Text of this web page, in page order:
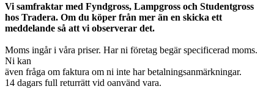
Vi samfraktar med Fyndgross, Lampgross och Studentgross
hos Tradera. Om du köper från mer än en skicka ett
meddelande så att vi observerar det.
Moms ingår i våra priser. Har ni företag begär specificerad moms.
Ni kan
även fråga om faktura om ni inte har betalningsanmärkningar.
14 dagars full returrätt vid oanvänd vara.